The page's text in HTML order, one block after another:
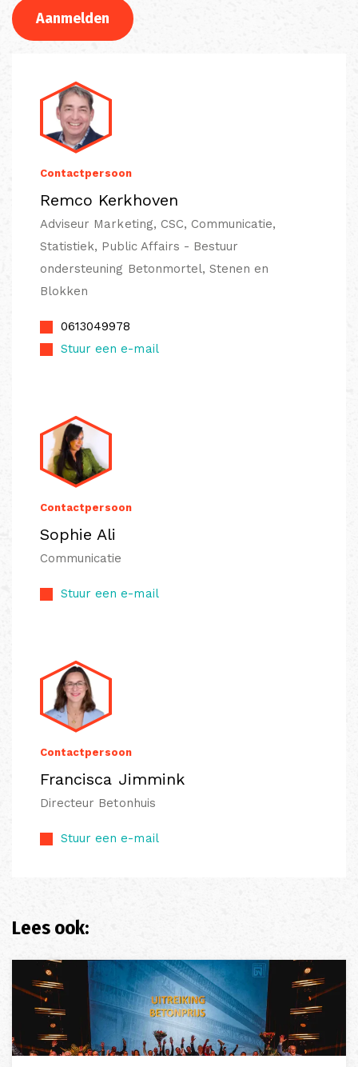
Aanmelden
Contactpersoon
Remco Kerkhoven
Adviseur Marketing, CSC, Communicatie,
Statistiek, Public Affairs - Bestuur
ondersteuning Betonmortel, Stenen en
Blokken
0613049978
Stuur een e-mail
Contactpersoon
Sophie Ali
Communicatie
Stuur een e-mail
Contactpersoon
Francisca Jimmink
Directeur Betonhuis
Stuur een e-mail
Lees ook: